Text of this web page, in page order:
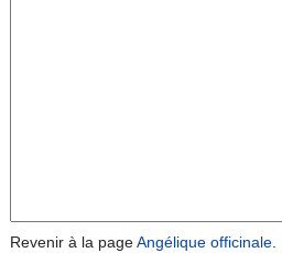
Revenir à la pageAngélique officinale.